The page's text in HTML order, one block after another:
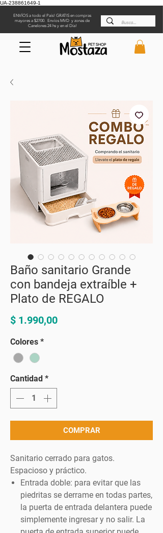
UA-238861649-1
ENVÍOS a todo el País! GRATIS en compras
mayores a $2700. Envíos MVD y zonas de
Canelones 24 hs y en el Día!
Baño sanitario Grande
con bandeja extraíble +
Plato de REGALO
$ 1.990,00Precio
Colores *
Cantidad *
COMPRAR
Sanitario cerrado para gatos.
Espacioso y práctico.
Entrada doble: para evitar que las
piedritas se derrame en todas partes,
la puerta de entrada delantera puede
simplemente ingresar y no salir. La